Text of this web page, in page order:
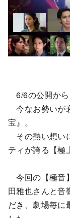
6/6の公開から
今なお勢いが
宝』。
その熱い想い
ティが誇る【極
今回の【極音
田雅也さんと音
だき、劇場毎に